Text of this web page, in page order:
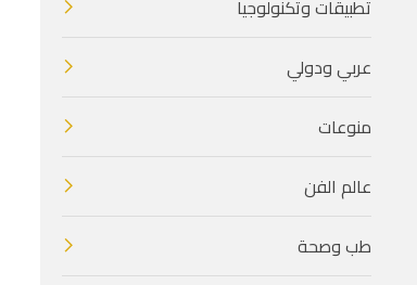
تطبيقات وتكنولوجيا
عربي ودولي
منوعات
عالم الفن
طب وصحة